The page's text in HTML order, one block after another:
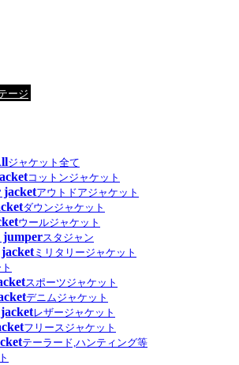
ージ
ジャケット全て
コットンジャケット
jacketアウトドアジャケット
ダウンジャケット
ウールジャケット
jumperスタジャン
ミリタリージャケット
スポーツジャケット
デニムジャケット
レザージャケット
フリースジャケット
テーラード,ハンティング等